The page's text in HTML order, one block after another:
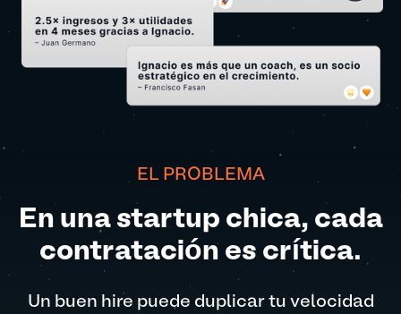
EL PROBLEMA
En una startup chica, cada
contratación es crítica.
Un buen hire puede duplicar tu velocidad